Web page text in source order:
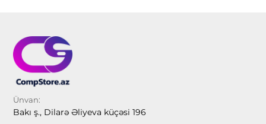
Ünvan:
Bakı ş., Dilarə Əliyeva küçəsi 196